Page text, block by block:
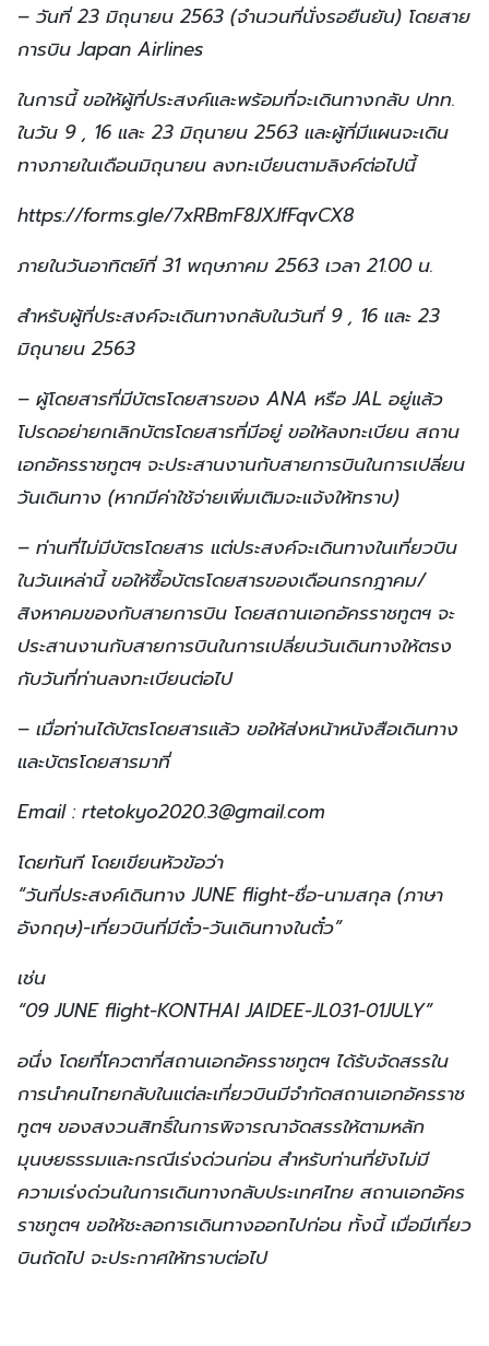
– วันที่ 23 มิถุนายน 2563 (จำนวนที่นั่งรอยืนยัน) โดยสาย
การบิน Japan Airlines
ในการนี้ ขอให้ผู้ที่ประสงค์และพร้อมที่จะเดินทางกลับ ปทท.
ในวัน 9 , 16 และ 23 มิถุนายน 2563 และผู้ที่มีแผนจะเดิน
ทางภายในเดือนมิถุนายน ลงทะเบียนตามลิงค์ต่อไปนี้
https://forms.gle/7xRBmF8JXJfFqvCX8
ภายในวันอาทิตย์ที่ 31 พฤษภาคม 2563 เวลา 21.00 น.
สำหรับผู้ที่ประสงค์จะเดินทางกลับในวันที่ 9 , 16 และ 23
มิถุนายน 2563
– ผู้โดยสารที่มีบัตรโดยสารของ ANA หรือ JAL อยู่แล้ว
โปรดอย่ายกเลิกบัตรโดยสารที่มีอยู่ ขอให้ลงทะเบียน สถาน
เอกอัครราชทูตฯ จะประสานงานกับสายการบินในการเปลี่ยน
วันเดินทาง (หากมีค่าใช้จ่ายเพิ่มเติมจะแจ้งให้ทราบ)
– ท่านที่ไม่มีบัตรโดยสาร แต่ประสงค์จะเดินทางในเที่ยวบิน
ในวันเหล่านี้ ขอให้ซื้อบัตรโดยสารของเดือนกรกฎาคม/
สิงหาคมของกับสายการบิน โดยสถานเอกอัครราชทูตฯ จะ
ประสานงานกับสายการบินในการเปลี่ยนวันเดินทางให้ตรง
กับวันที่ท่านลงทะเบียนต่อไป
– เมื่อท่านได้บัตรโดยสารแล้ว ขอให้ส่งหน้าหนังสือเดินทาง
และบัตรโดยสารมาที่
Email :rtetokyo2020.3@gmail.com
โดยทันที โดยเขียนหัวข้อว่า
“วันที่ประสงค์เดินทาง JUNE flight-ชื่อ-นามสกุล (ภาษา
อังกฤษ)-เที่ยวบินที่มีตั๋ว-วันเดินทางในตั๋ว”
เช่น
“09 JUNE flight-KONTHAI JAIDEE-JL031-01JULY”
อนึ่ง โดยที่โควตาที่สถานเอกอัครราชทูตฯ ได้รับจัดสรรใน
การนำคนไทยกลับในแต่ละเที่ยวบินมีจำกัดสถานเอกอัครราช
ทูตฯ ของสงวนสิทธิ์ในการพิจารณาจัดสรรให้ตามหลัก
มุนษยธรรมและกรณีเร่งด่วนก่อน สำหรับท่านที่ยังไม่มี
ความเร่งด่วนในการเดินทางกลับประเทศไทย สถานเอกอัคร
ราชทูตฯ ขอให้ชะลอการเดินทางออกไปก่อน ทั้งนี้ เมื่อมีเที่ยว
บินถัดไป จะประกาศให้ทราบต่อไป